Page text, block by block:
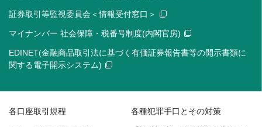
証券取引等監視委員会＜情報受付窓口＞
マイナンバー 社会保障・税番号制度(内閣官房)
EDINET(金融商品取引法に基づく有価証券報告書等の開示書類に
関する電子開示システム)
各口座取引規程 各種犯罪手口とその対策